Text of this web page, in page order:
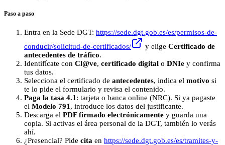
Paso a paso
Entra en la Sede DGT: https://sede.dgt.gob.es/es/permisos-de-
conducir/solicitud-de-certificados/
y elige Certificado de
antecedentes de tráfico.
Identifícate con Cl@ve, certificado digital o DNIe y confirma
tus datos.
Selecciona el certificado de antecedentes, indica el motivo si
te lo pide el formulario y revisa el contenido.
Paga la tasa 4.1 : tarjeta o banca online (NRC). Si ya pagaste
el Modelo 791 , introduce los datos del justificante.
Descarga el PDF firmado electrónicamente y guarda una
copia. Si activas el área personal de la DGT, también lo verás
ahí.
¿Presencial? Pide cita en https://sede.dgt.gob.es/es/tramites-y-